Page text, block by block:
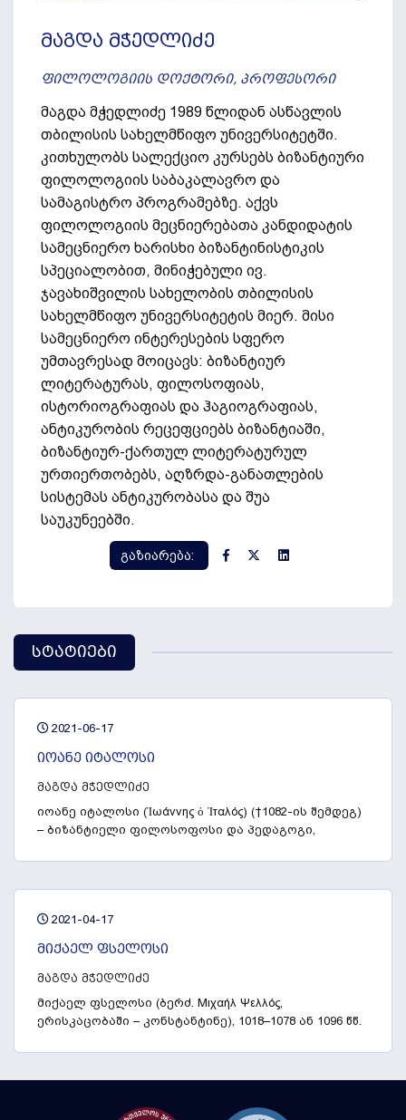
მაგდა მჭედლიძე
ფილოლოგიის დოქტორი, პროფესორი
მაგდა მჭედლიძე 1989 წლიდან ასწავლის
თბილისის სახელმწიფო უნივერსიტეტში.
კითხულობს სალექციო კურსებს ბიზანტიური
ფილოლოგიის საბაკალავრო და
სამაგისტრო პროგრამებზე. აქვს
ფილოლოგიის მეცნიერებათა კანდიდატის
სამეცნიერო ხარისხი ბიზანტინისტიკის
სპეციალობით, მინიჭებული ივ.
ჯავახიშვილის სახელობის თბილისის
სახელმწიფო უნივერსიტეტის მიერ. მისი
სამეცნიერო ინტერესების სფერო
უმთავრესად მოიცავს: ბიზანტიურ
ლიტერატურას, ფილოსოფიას,
ისტორიოგრაფიას და ჰაგიოგრაფიას,
ანტიკურობის რეცეფციებს ბიზანტიაში,
ბიზანტიურ-ქართულ ლიტერატურულ
ურთიერთობებს, აღზრდა-განათლების
სისტემას ანტიკურობასა და შუა
საუკუნეებში.
გაზიარება:
სტატიები
2021-06-17
იოანე იტალოსი
მაგდა მჭედლიძე
იოანე იტალოსი (Ἰωάννης ὁ Ἰταλός) (†1082-ის შემდეგ)
– ბიზანტიელი ფილოსოფოსი და პედაგოგი,
ნიშნავს), მიქაელ ფსელოსის მოწაფე,
2021-04-17
მიქაელ ფსელოსი
მაგდა მჭედლიძე
მიქაელ ფსელოსი (ბერძ. Μιχαήλ Ψελλός,
ერისკაცობაში – კონსტანტინე), 1018–1078 ან 1096 წწ.
ფილოსოფოსი და რიტორი, ისტორიოგრაფოსი,